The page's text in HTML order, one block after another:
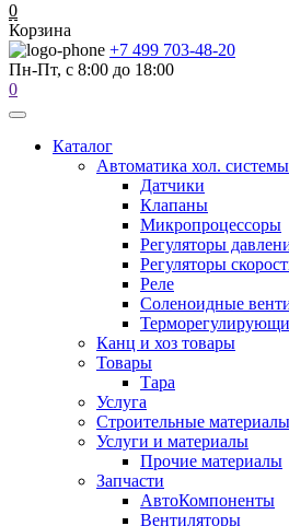
0
Корзина
+7 499 703-48-20
Пн-Пт, с 8:00 до 18:00
0
Каталог
Автоматика хол. системы
Датчики
Клапаны
Микропроцессоры
Регуляторы
Регуляторы
Реле
Соленоидные
Канц и хоз товары
Товары
Тара
Услуга
Строительные материалы
Услуги и материалы
Прочие материалы
Запчасти
АвтоКомпоненты
Вентиляторы